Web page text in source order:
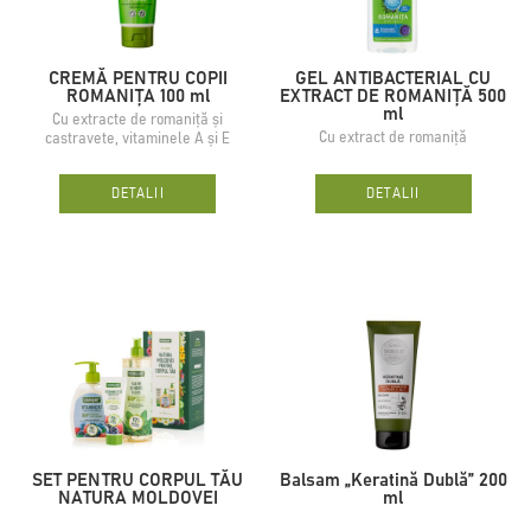
CREMĂ PENTRU COPII
ROMANIȚA 100 ml
Cu extracte de romaniţă şi
castravete, vitaminele A și E
DETALII
GEL ANTIBACTERIAL CU
EXTRACT DE ROMANIȚĂ 500
ml
Cu extract de romaniță
DETALII
SET PENTRU CORPUL TĂU
NATURA MOLDOVEI
Balsam „Keratină Dublă” 200
ml